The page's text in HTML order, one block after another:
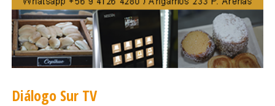
Diálogo Sur TV